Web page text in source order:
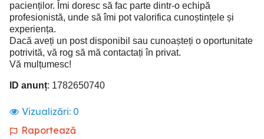
pacienților. Îmi doresc să fac parte dintr-o echipă
profesionistă, unde să îmi pot valorifica cunoștințele și
experiența.
Dacă aveți un post disponibil sau cunoașteți o oportunitate
potrivită, vă rog să mă contactați în privat.
Vă mulțumesc!
ID anunț: 1782650740
Vizualizări: 0
Raportează